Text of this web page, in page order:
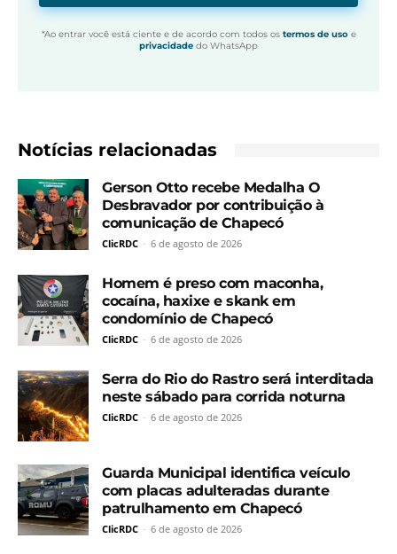
*Ao entrar você está ciente e de acordo com todos os termos de usoe
privacidade do WhatsApp
Notícias relacionadas
Gerson Otto recebe Medalha O
Desbravador por contribuição à
comunicação de Chapecó
ClicRDC - 6 de agosto de 2026
Homem é preso com maconha,
cocaína, haxixe e skank em
condomínio de Chapecó
ClicRDC - 6 de agosto de 2026
Serra do Rio do Rastro será interditada
neste sábado para corrida noturna
ClicRDC - 6 de agosto de 2026
Guarda Municipal identifica veículo
com placas adulteradas durante
patrulhamento em Chapecó
ClicRDC - 6 de agosto de 2026